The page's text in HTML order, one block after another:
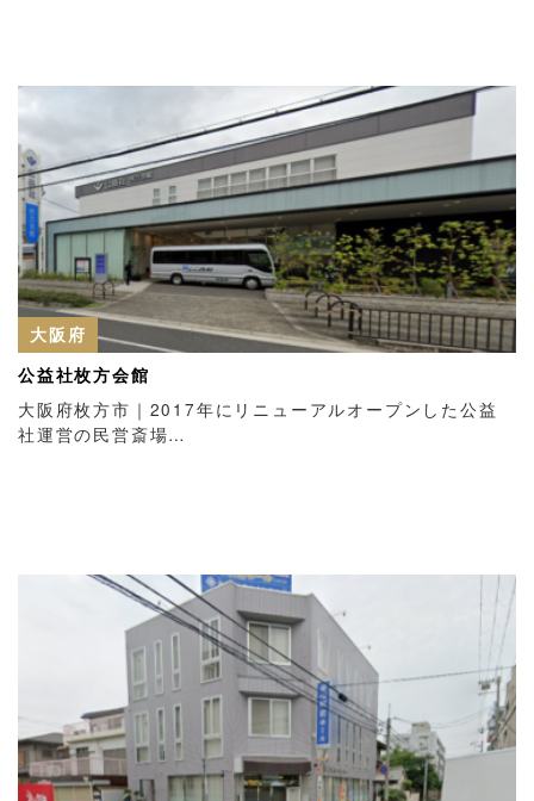
大阪府
公益社枚方会館
大阪府枚方市｜2017年にリニューアルオープンした公益
社運営の民営斎場…